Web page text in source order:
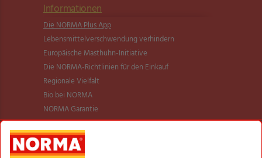
Informationen
Die NORMA Plus App
Lebensmittel­verschwendung verhindern
Europäische Masthuhn-Initiative
Die NORMA-Richtlinien für den Einkauf
Regionale Vielfalt
Bio bei NORMA
NORMA Garantie
NORMA Qualität
Verantwortung
Aktionsartikel